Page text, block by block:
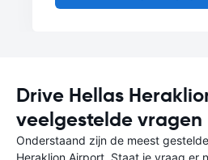
Drive Hellas
veelgestelde vragen
Onderstaand zijn de meest
Heraklion Airport. Staat je vraag er